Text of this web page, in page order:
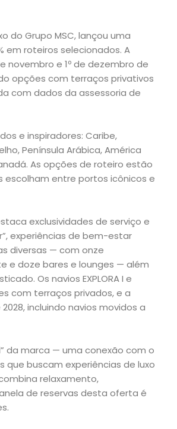
do Grupo MSC, lançou uma
roteiros selecionados. A
e 1º de dezembro de
opções com terraços privativos
com dados da assessoria de
e inspiradores: Caribe,
Península Arábica, América
As opções de roteiro estão
escolham entre portos icônicos e
exclusividades de serviço e
experiências de bem-estar
diversas — com onze
e doze bares e lounges — além
Os navios EXPLORA I e
com terraços privados, e a
incluindo navios movidos a
da marca — uma conexão com o
buscam experiências de luxo
relaxamento,
de reservas desta oferta é